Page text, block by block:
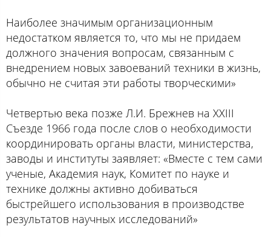
Наиболее значимым организационным
недостатком является то, что мы не придаем
должного значения вопросам, связанным с
внедрением новых завоеваний техники в жизнь,
обычно не считая эти работы творческими»
Четвертью века позже Л.И. Брежнев на XXIII
Съезде 1966 года после слов о необходимости
координировать органы власти, министерства,
заводы и институты заявляет: «Вместе с тем сами
ученые, Академия наук, Комитет по науке и
технике должны активно добиваться
быстрейшего использования в производстве
результатов научных исследований»